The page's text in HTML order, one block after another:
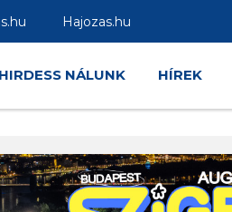
Hajozas.hu
HIRDESS NÁLUNK HÍREK